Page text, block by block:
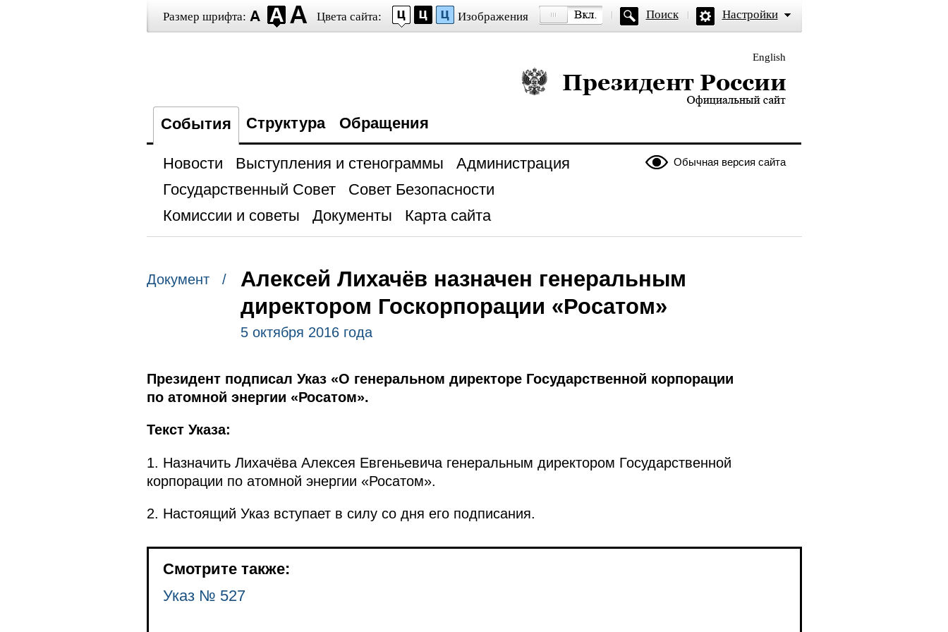
Размер шрифта: Цвета сайта: Изображения Поиск Настройки
English
Президент России — официальный сайт
События Структура Обращения
Обычная версия сайта
Новости Выступления и стенограммы
Администрация
Государственный Совет
Совет Безопасности
Комиссии и советы
Документы Карта сайта
Документ /
Алексей Лихачёв назначен генеральным
директором Госкорпорации «Росатом»
5 октября 2016 года
Президент подписал Указ «О генеральном директоре Государственной корпорации
по атомной энергии «Росатом».
Текст Указа:
1. Назначить Лихачёва Алексея Евгеньевича генеральным директором Государственной
корпорации по атомной энергии «Росатом».
2. Настоящий Указ вступает в силу со дня его подписания.
Смотрите также:
Указ № 527